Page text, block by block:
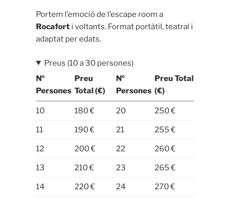
Portem l’emoció de l’escape room a
Rocafort i voltants. Format portàtil, teatral i
adaptat per edats.
Preus (10 a 30 persones)
Nº
Persones
Preu
Total (€)
Nº
Persones
Preu Total
(€)
10 180 € 20 250 €
11 190 € 21 255 €
12 200 € 22 260 €
13 210 € 23 265 €
14 220 € 24 270 €